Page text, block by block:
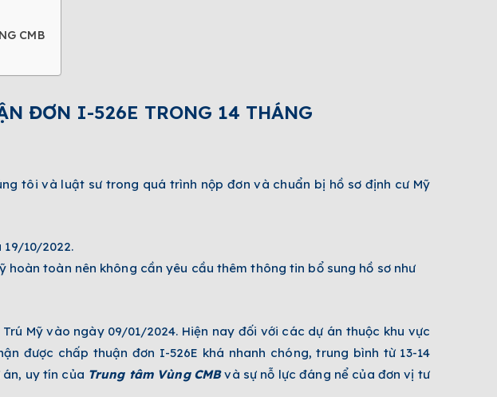
CMB
ĐƠN I-526E TRONG 14 THÁNG
tôi và luật sư trong quá trình nộp đơn và chuẩn bị hồ sơ định cư Mỹ
10/2022.
toàn nên không cần yêu cầu thêm thông tin bổ sung hồ sơ như
Mỹ vào ngày 09/01/2024. Hiện nay đối với các dự án thuộc khu vực
được chấp thuận đơn I-526E khá nhanh chóng, trung bình từ 13-14
uy tín của Trung tâm Vùng CMBvà sự nỗ lực đáng nể của đơn vị tư